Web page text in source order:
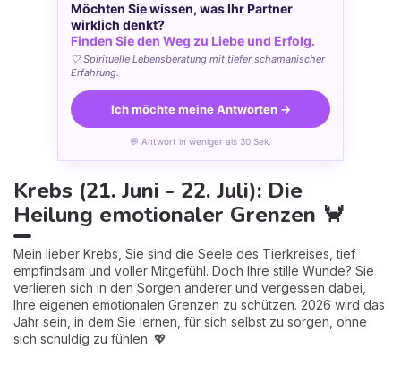
Möchten Sie wissen, was Ihr Partner
wirklich denkt?
Finden Sie den Weg zu Liebe und Erfolg.
🤍 Spirituelle Lebensberatung mit tiefer schamanischer
Erfahrung.
Ich möchte meine Antworten →
💬 Antwort in weniger als 30 Sek.
Krebs (21. Juni - 22. Juli): Die
Heilung emotionaler Grenzen 🦀
Mein lieber Krebs, Sie sind die Seele des Tierkreises, tief
empfindsam und voller Mitgefühl. Doch Ihre stille Wunde? Sie
verlieren sich in den Sorgen anderer und vergessen dabei,
Ihre eigenen emotionalen Grenzen zu schützen. 2026 wird das
Jahr sein, in dem Sie lernen, für sich selbst zu sorgen, ohne
sich schuldig zu fühlen. 💖